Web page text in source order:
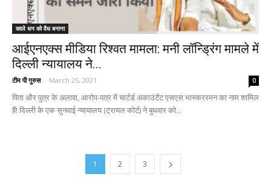
काले धन को वैध बनाना
आईएनएक्स मीडिया रिश्वत मामला: मनी लॉन्ड्रिंग मामले में
दिल्ली न्यायालय ने...
टीम पी गुरुस - March 25, 2021 0
पिता और पुत्र के अलावा, आरोप-पत्र में चार्टर्ड अकाउंटेंट एसएस भास्कररमन का नाम शामिल
हैं! दिल्ली के एक सुनवाई न्यायालय (ट्रायल कोर्ट) ने बुधवार को...
1 2 3